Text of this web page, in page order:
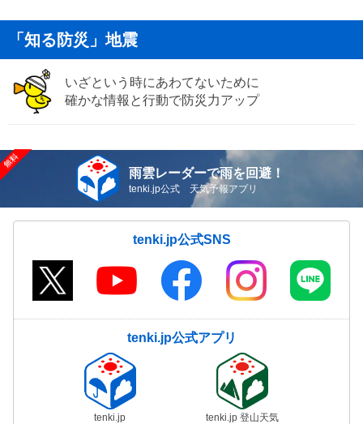
「知る防災」地震
いざという時にあわてないために
確かな情報と行動で防災力アップ
雨雲レーダーで雨を回避！
tenki.jp公式 天気予報アプリ
tenki.jp公式SNS
tenki.jp公式アプリ
tenki.jp tenki.jp 登山天気